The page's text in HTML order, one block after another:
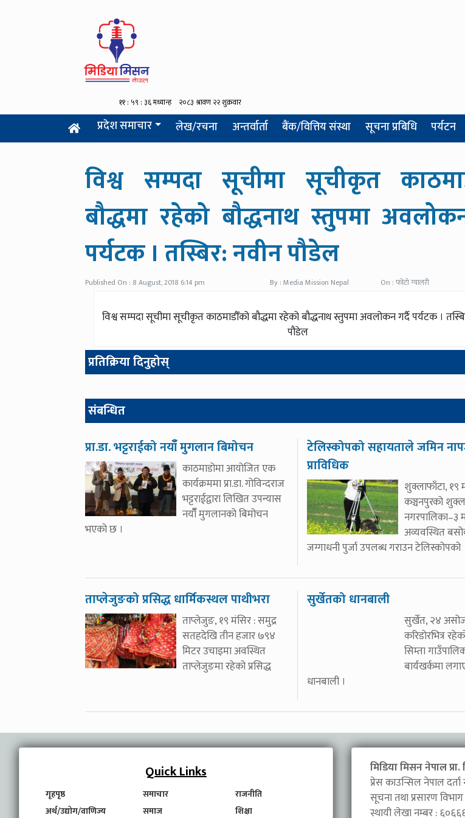
प्रदेश समाचार लेख/रचना अन्तर्वार्ता बैंक/वित्तिय संस्था सूचना प्रबिधि पर्यटन
विश्व सम्पदा सूचीमा सूचीकृत
बौद्धमा रहेको बौद्धनाथ स्तुपमा
पर्यटक । तस्बिर: नवीन पौडेल
Published On : 8 August, 2018 6:14 pm By : Media Mission Nepal On : फोटो ग्यालरी
विश्व सम्पदा सूचीमा सूचीकृत काठमाडौँको बौद्धमा रहेको बौद्धनाथ स्तुपमा अवलोकन गर्दै पर्यटक ।
पौडेल
प्रतिक्रिया दिनुहोस्
संबन्धित
प्रा.डा. भट्टराईको नयाँँ मुगलान बिमोचन
काठमाडोमा आयोजित एक
कार्यक्रममा प्रा.डा. गोविन्दराज
भट्टराईद्वारा लिखित उपन्यास
नयाँँ मुगलानको बिमोचन
भएको छ ।
टेलिस्कोपको सहायताले जमिन
प्राविधिक
शुक्लाफाँटा, १९
कञ्चनपुरको
नगरपालिका–३
अव्यवस्थित
जग्गाधनी पुर्जा उपलब्ध गराउन टेलिस्कोपको
ताप्लेजुङको प्रसिद्ध धार्मिकस्थल पाथीभरा
ताप्लेजुङ, १९ मंसिर : समुद्र
सतहदेखि तीन हजार ७९४
मिटर उचाइमा अवस्थित
ताप्लेजुङमा रहेको प्रसिद्ध
सुर्खेतको धानबाली
सुर्खेत, २४
करिडोरभित्र
सिम्ता
बार्यखर्कमा
धानबाली ।
Quick Links
गृहपृष्ठ समाचार
राजनीति
अर्थ/उद्योग/वाणिज्य
समाज शिक्षा
मिडिया मिसन नेपाल प्रा.
प्रेस काउन्सिल नेपाल
सूचना तथा प्रसारण
स्थायी लेखा नम्बर :